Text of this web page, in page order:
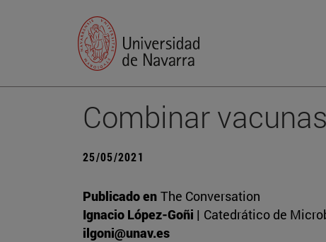
Combinar
25/05/2021
Publicado en The Conversation
Ignacio López-Goñi | Catedrático de
ilgoni@unav.es